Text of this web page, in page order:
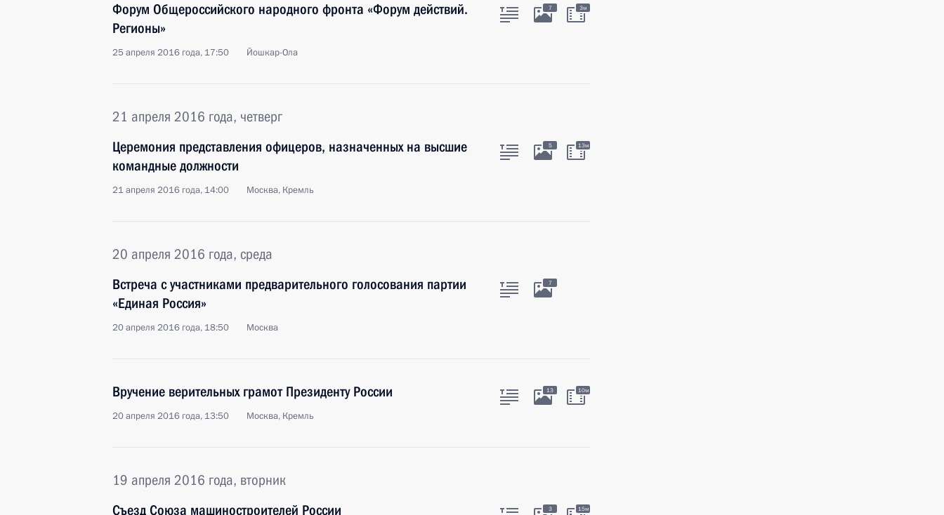
Форум Общероссийского народного фронта «Форум действий.
Регионы»
25 апреля 2016 года, 17:50 Йошкар-Ола
7 3м
21 апреля 2016 года, четверг
Церемония представления офицеров, назначенных на высшие
командные должности
21 апреля 2016 года, 14:00 Москва, Кремль
5 13м
20 апреля 2016 года, среда
Встреча с участниками предварительного голосования партии
«Единая Россия»
20 апреля 2016 года, 18:50 Москва
7
Вручение верительных грамот Президенту России
20 апреля 2016 года, 13:50 Москва, Кремль
13 10м
19 апреля 2016 года, вторник
Съезд Союза машиностроителей России
3 15м